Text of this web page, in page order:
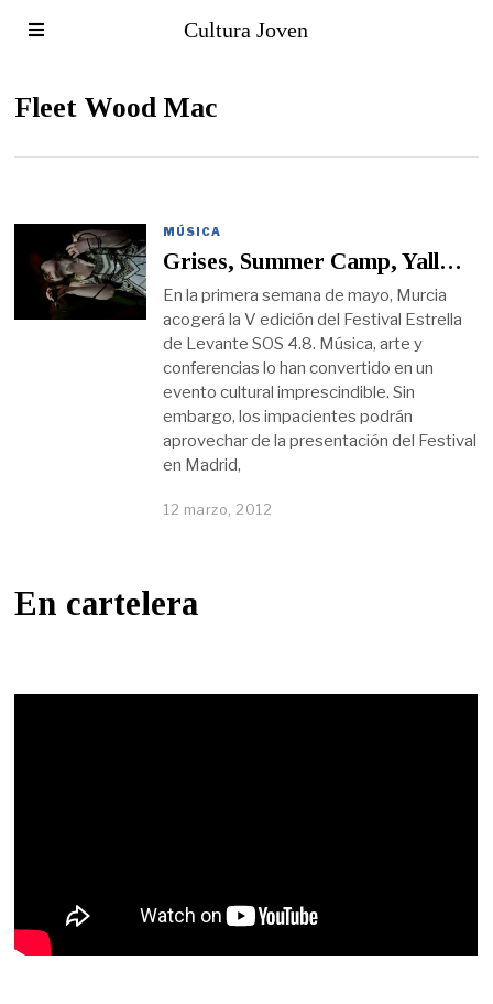
Cultura Joven
Fleet Wood Mac
MÚSICA
Grises, Summer Camp, Yall…
En la primera semana de mayo, Murcia
acogerá la V edición del Festival Estrella
de Levante SOS 4.8. Música, arte y
conferencias lo han convertido en un
evento cultural imprescindible. Sin
embargo, los impacientes podrán
aprovechar de la presentación del Festival
en Madrid,
12 marzo, 2012
En cartelera